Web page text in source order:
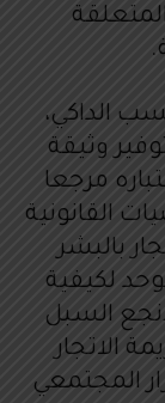
الداكي،
وثيقة
مرجعا
القانونية
بالبشر
لكيفية
السبل
الاتجار
المجتمعي